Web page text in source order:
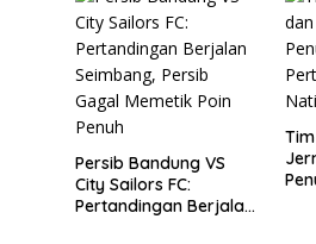
Persib Bandung VS
City Sailors FC:
Pertandingan Berjalan